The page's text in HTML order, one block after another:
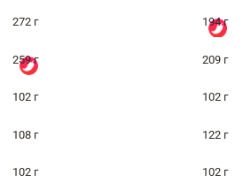
272 г 194 г
259 г 209 г
102 г 102 г
108 г 122 г
102 г 102 г